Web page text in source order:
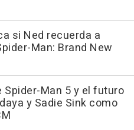
si Ned recuerda a
Man: Brand New
Spider-Man 5 y el futuro
y Sadie Sink como